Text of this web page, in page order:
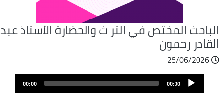
المختص في التراث والحضارة الأستاذ عبد
رحمون
25/06/2026
Audio
Player
00:00
00:00